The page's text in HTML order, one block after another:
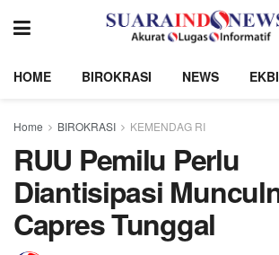
HOME BIROKRASI NEWS
Home BIROKRASI KEMENDAG RI
RUU Pemilu Perlu
Diantisipasi
Capres Tunggal